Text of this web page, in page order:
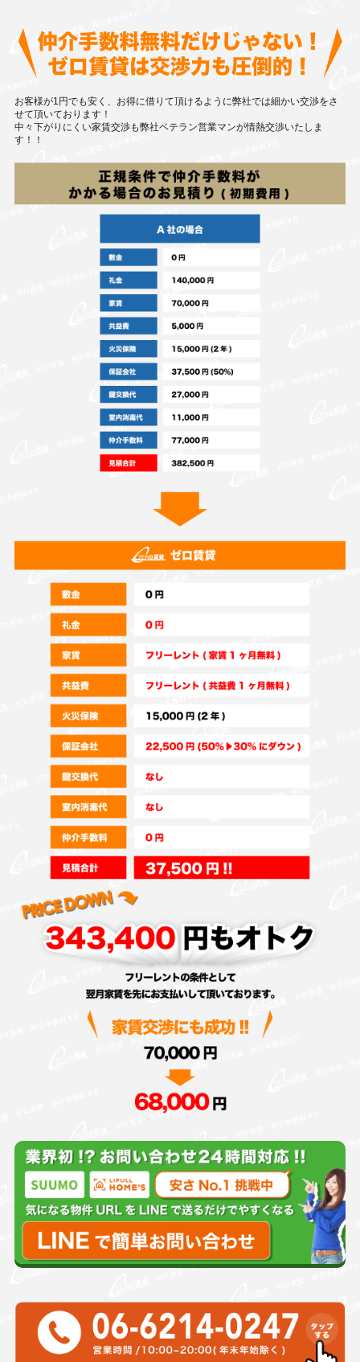
お客様が1円でも安く、お得に借りて頂けるように弊社では細かい交渉をさ
せて頂いております！
中々下がりにくい家賃交渉も弊社ベテラン営業マンが情熱交渉いたしま
す！！